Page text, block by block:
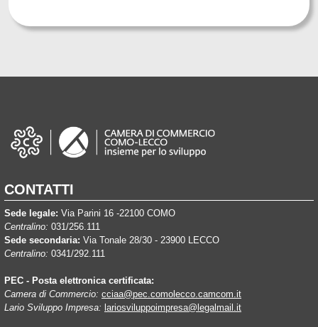
CONTATTI
Sede legale: Via Parini 16 -22100 COMO
Centralino: 031/256.111
Sede secondaria: Via Tonale 28/30 - 23900 LECCO
Centralino: 0341/292.111
PEC - Posta elettronica certificata:
Camera di Commercio: cciaa@pec.comolecco.camcom.it
Lario Sviluppo Impresa: lariosviluppoimpresa@legalmail.it